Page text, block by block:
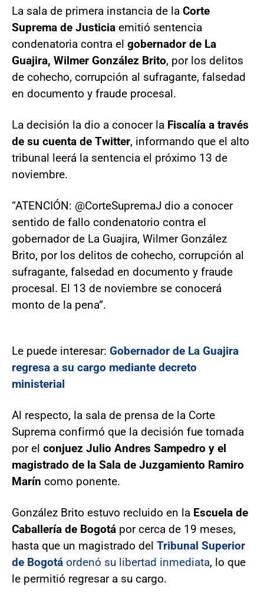
La sala de primera instancia de la Corte
Suprema de Justicia emitió sentencia
condenatoria contra el gobernador de La
Guajira, Wilmer González Brito, por los delitos
de cohecho, corrupción al sufragante, falsedad
en documento y fraude procesal.
La decisión la dio a conocer la Fiscalía a través
de su cuenta de Twitter, informando que el alto
tribunal leerá la sentencia el próximo 13 de
noviembre.
“ATENCIÓN: @CorteSupremaJ dio a conocer
sentido de fallo condenatorio contra el
gobernador de La Guajira, Wilmer González
Brito, por los delitos de cohecho, corrupción al
sufragante, falsedad en documento y fraude
procesal. El 13 de noviembre se conocerá
monto de la pena”.
Le puede interesar: Gobernador de La Guajira
regresa a su cargo mediante decreto
ministerial
Al respecto, la sala de prensa de la Corte
Suprema confirmó que la decisión fue tomada
por el conjuez Julio Andres Sampedro y el
magistrado de la Sala de Juzgamiento Ramiro
Marín como ponente.
González Brito estuvo recluido en la Escuela de
Caballería de Bogotá por cerca de 19 meses,
hasta que un magistrado del Tribunal Superior
de Bogotá ordenó su libertad inmediata, lo que
le permitió regresar a su cargo.